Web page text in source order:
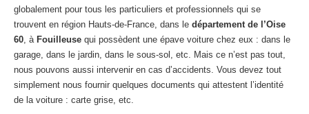
globalement pour tous les particuliers et professionnels qui se
trouvent en région Hauts-de-France, dans le département de l’Oise
60, à Fouilleuse qui possèdent une épave voiture chez eux : dans le
garage, dans le jardin, dans le sous-sol, etc. Mais ce n’est pas tout,
nous pouvons aussi intervenir en cas d’accidents. Vous devez tout
simplement nous fournir quelques documents qui attestent l’identité
de la voiture : carte grise, etc.